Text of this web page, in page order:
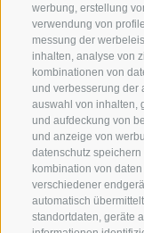
werbung, erstellung
verwendung von
messung der
inhalten, analyse von
kombinationen von
und verbesserung der
auswahl von inhalten,
und aufdeckung von
und anzeige von
datenschutz
kombination von
verschiedener
automatisch
standortdaten, geräte
39050
+39